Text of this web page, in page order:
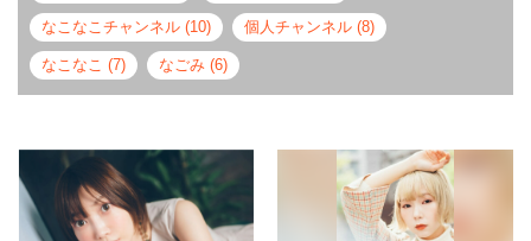
なこなこチャンネル (10) 個人チャンネル (8)
なこなこ (7) なごみ (6)